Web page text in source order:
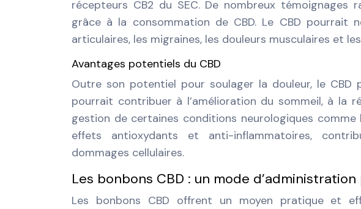
récepteurs CB2 du SEC. De nombreux
grâce à la consommation de CBD. Le CBD pourrait
articulaires, les migraines, les douleurs musculaires et
Avantages potentiels du CBD
Outre son potentiel pour soulager la douleur, le CBD
pourrait contribuer à l’amélioration du sommeil, à la
gestion de certaines conditions neurologiques comme
effets antioxydants et anti-inflammatoires,
dommages cellulaires.
Les bonbons CBD : un mode
Les bonbons CBD offrent un moyen pratique et